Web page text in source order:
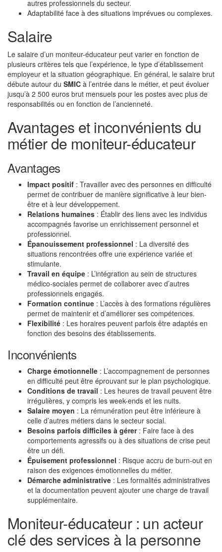
autres professionnels du secteur.
Adaptabilité face à des situations imprévues ou complexes.
Salaire
Le salaire d’un moniteur-éducateur peut varier en fonction de
plusieurs critères tels que l’expérience, le type d’établissement
employeur et la situation géographique. En général, le salaire brut
débute autour du SMIC à l’entrée dans le métier, et peut évoluer
jusqu’à 2 500 euros brut mensuels pour les postes avec plus de
responsabilités ou en fonction de l’ancienneté.
Avantages et inconvénients du
métier de moniteur-éducateur
Avantages
Impact positif : Travailler avec des personnes en difficulté
permet de contribuer de manière significative à leur bien-
être et à leur développement.
Relations humaines : Établir des liens avec les individus
accompagnés favorise un enrichissement personnel et
professionnel.
Épanouissement professionnel : La diversité des
situations rencontrées offre une expérience variée et
stimulante.
Travail en équipe : L’intégration au sein de structures
médico-sociales permet de collaborer avec d’autres
professionnels engagés.
Formation continue : L’accès à des formations régulières
permet de maintenir et d’améliorer ses compétences.
Flexibilité : Les horaires peuvent parfois être adaptés en
fonction des besoins des établissements.
Inconvénients
Charge émotionnelle : L’accompagnement de personnes
en difficulté peut être éprouvant sur le plan psychologique.
Conditions de travail : Les heures de travail peuvent être
irrégulières, y compris les week-ends et les nuits.
Salaire moyen : La rémunération peut être inférieure à
celle d’autres métiers dans le secteur social.
Besoins parfois difficiles à gérer: Faire face à des
comportements agressifs ou à des situations de crise peut
être un défi.
Épuisement professionnel : Risque accru de burn-out en
raison des exigences émotionnelles du métier.
Démarche administrative : Les formalités administratives
et la documentation peuvent ajouter une charge de travail
supplémentaire.
Moniteur-éducateur : un acteur
clé des services à la personne